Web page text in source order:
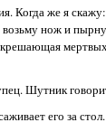
Когда же я
нож и
Шутник
его за стол.